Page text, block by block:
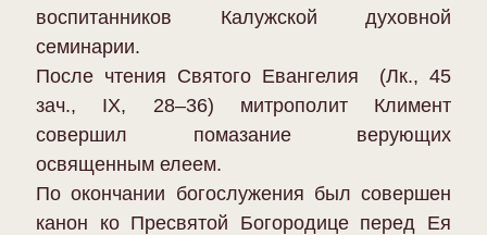
воспитанников Калужской духовной
семинарии.
После чтения Святого Евангелия (Лк., 45
зач., IX, 28–36) митрополит Климент
совершил помазание верующих
освященным елеем.
По окончании богослужения был совершен
канон ко Пресвятой Богородице перед Ея